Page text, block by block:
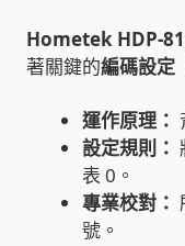
電腦維護合約
電腦租賃方案
捷元電腦 NUC
Hometek HDP-81
著關鍵的編碼設定
運作原理：
設定規則：
表 0。
專業校對：
號。